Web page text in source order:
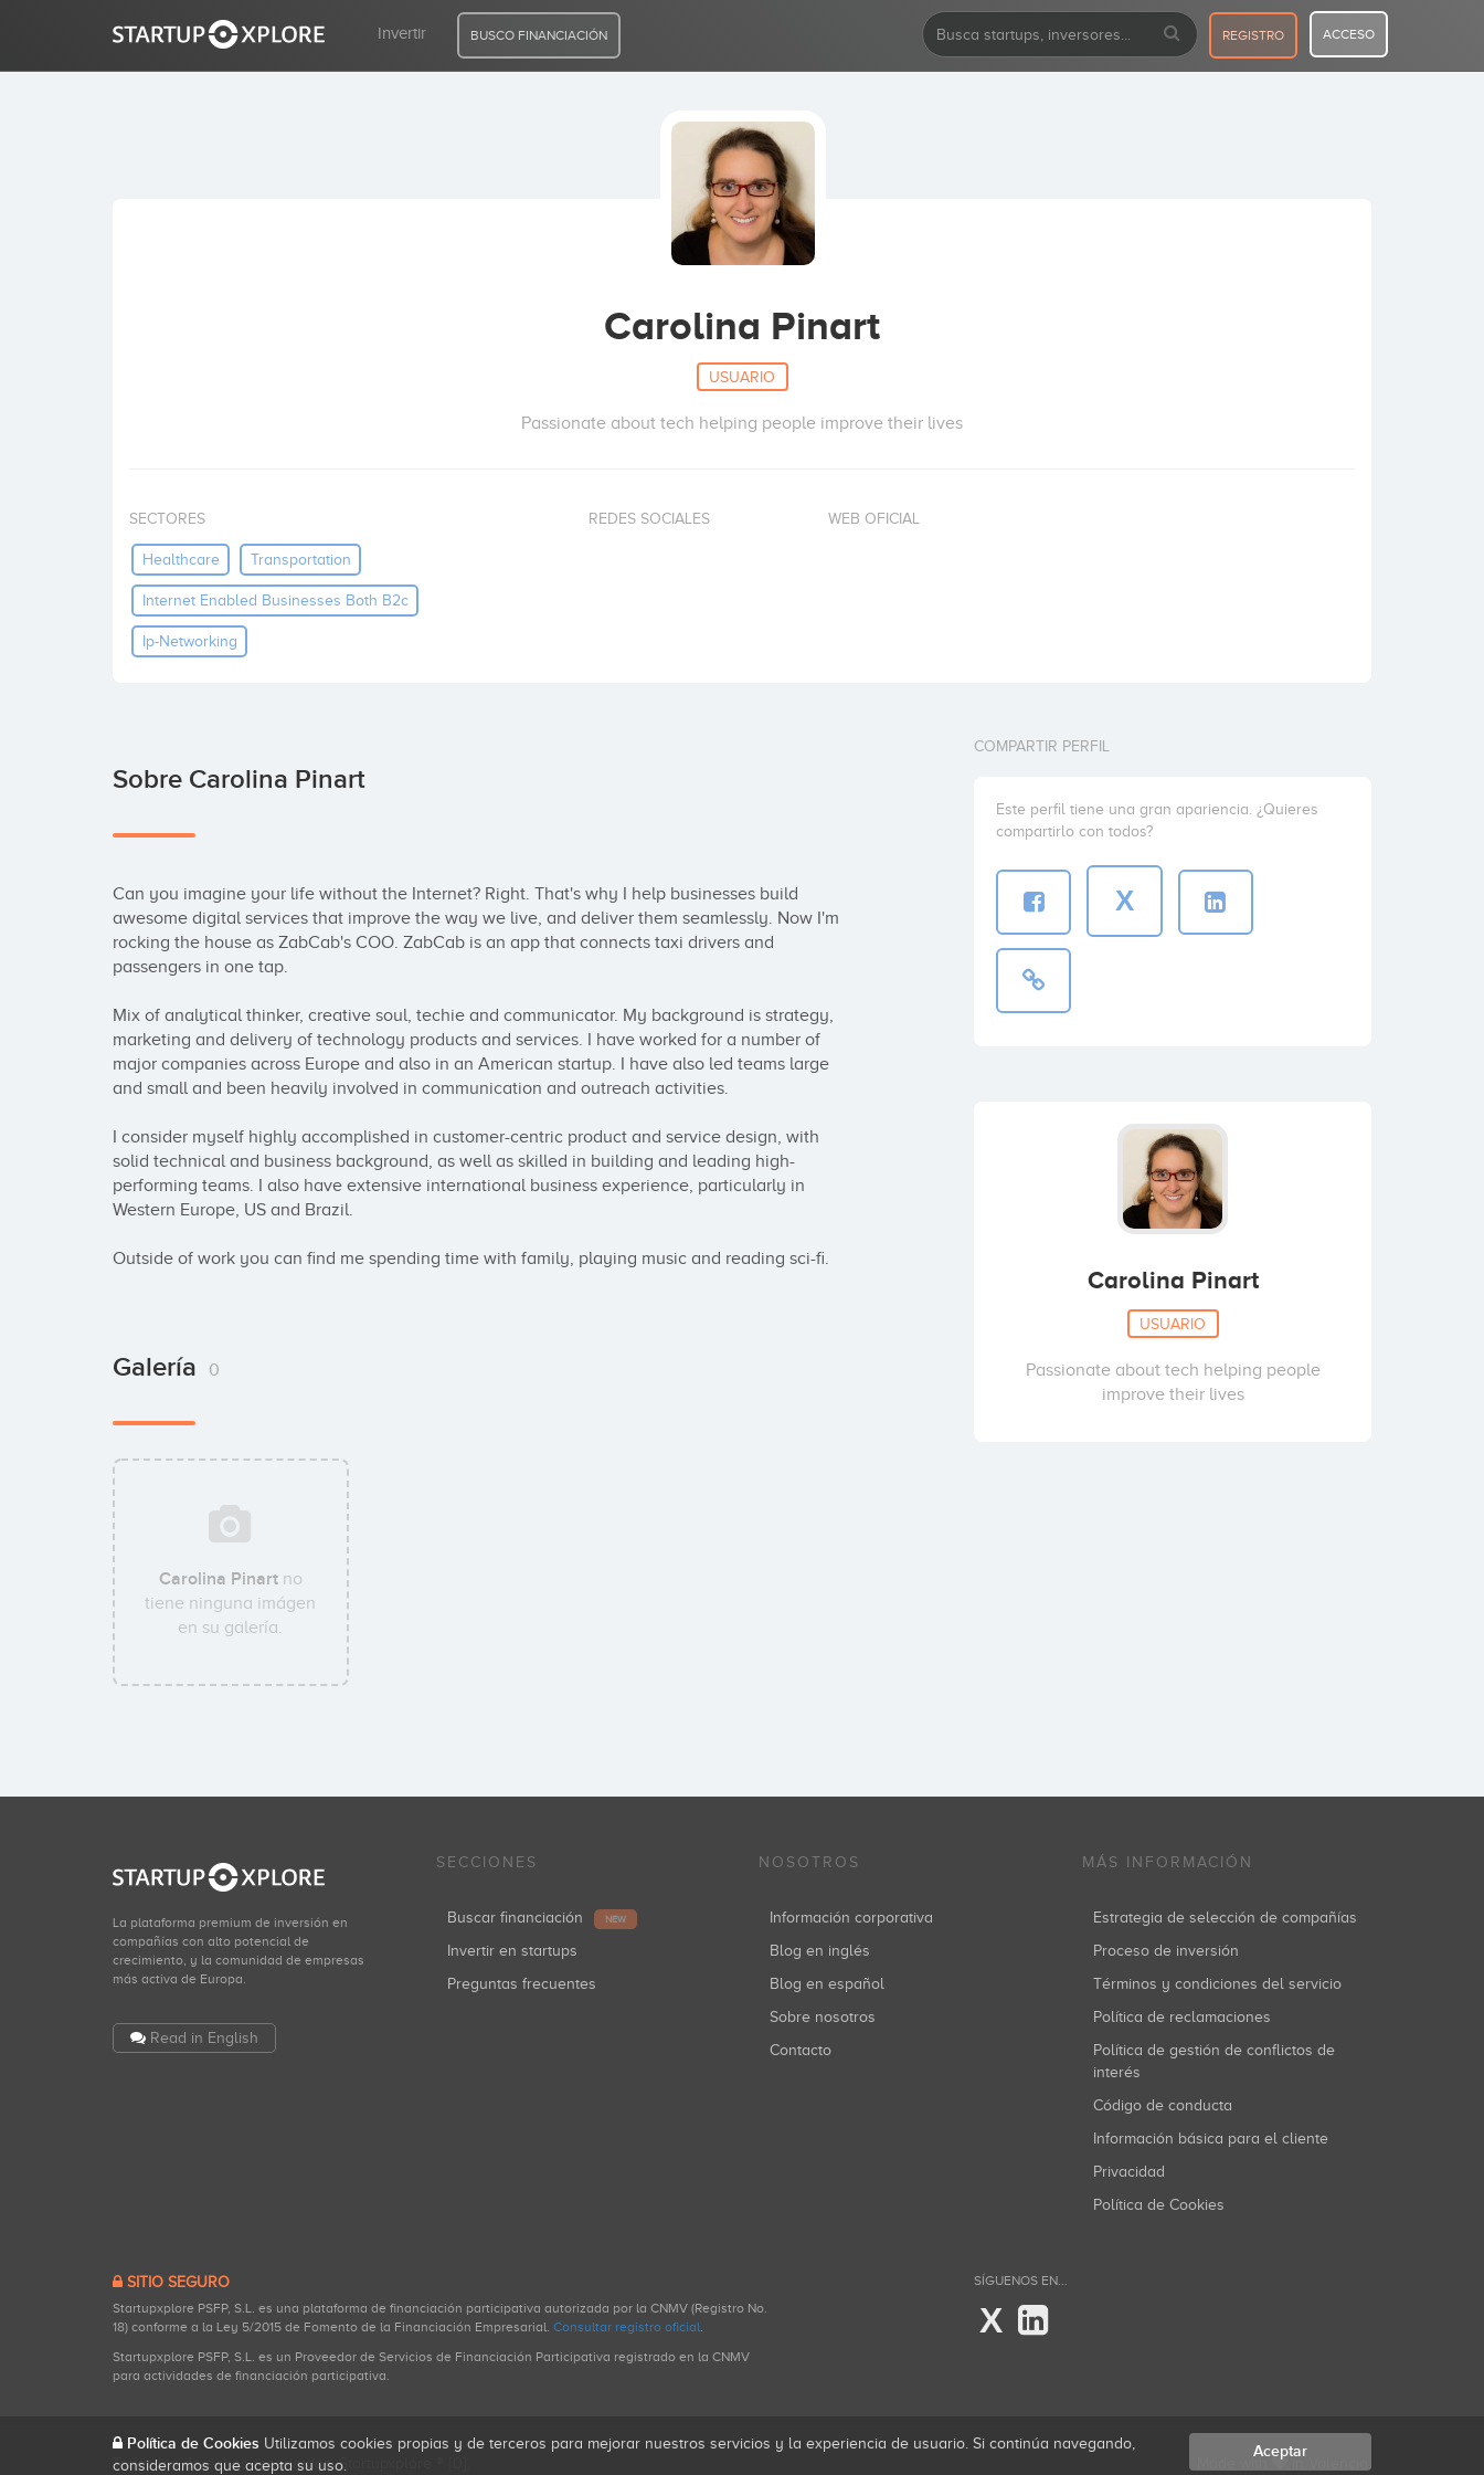
Invertir BUSCO FINANCIACIÓN REGISTRO ACCESO
Carolina Pinart
USUARIO
Passionate about tech helping people improve their lives
SECTORES
Healthcare Transportation
Internet Enabled Businesses Both B2c
Ip-Networking
REDES SOCIALES WEB OFICIAL
Sobre Carolina Pinart
Can you imagine your life without the Internet? Right. That's why I help businesses build
awesome digital services that improve the way we live, and deliver them seamlessly. Now I'm
rocking the house as ZabCab's COO. ZabCab is an app that connects taxi drivers and
passengers in one tap.
Mix of analytical thinker, creative soul, techie and communicator. My background is strategy,
marketing and delivery of technology products and services. I have worked for a number of
major companies across Europe and also in an American startup. I have also led teams large
and small and been heavily involved in communication and outreach activities.
I consider myself highly accomplished in customer-centric product and service design, with
solid technical and business background, as well as skilled in building and leading high-
performing teams. I also have extensive international business experience, particularly in
Western Europe, US and Brazil.
Outside of work you can find me spending time with family, playing music and reading sci-fi.
Galería 0
Carolina Pinartno
tiene ninguna imágen
en su galería.
COMPARTIR PERFIL
Este perfil tiene una gran apariencia. ¿Quieres
compartirlo con todos?
X
Carolina Pinart
USUARIO
Passionate about tech helping people
improve their lives
La plataforma premium de inversión en
compañías con alto potencial de
crecimiento, y la comunidad de empresas
más activa de Europa.
Read in English
SECCIONES
Buscar financiación NEW
Invertir en startups
Preguntas frecuentes
NOSOTROS
Información corporativa
Blog en inglés
Blog en español
Sobre nosotros
Contacto
MÁS INFORMACIÓN
Estrategia de selección de compañías
Proceso de inversión
Términos y condiciones del servicio
Política de reclamaciones
Política de gestión de conflictos de
interés
Código de conducta
Información básica para el cliente
Privacidad
Política de Cookies
SITIO SEGURO
Startupxplore PSFP, S.L. es una plataforma de financiación participativa autorizada por la CNMV (Registro No.
18) conforme a la Ley 5/2015 de Fomento de la Financiación Empresarial. Consultar registro oficial.
Startupxplore PSFP, S.L. es un Proveedor de Servicios de Financiación Participativa registrado en la CNMV
para actividades de financiación participativa.
SÍGUENOS EN...
X
Todos los derechos reservados. Startupxplore ® {0}.
Política de Cookies Utilizamos cookies propias y de terceros para mejorar nuestros servicios y la experiencia de usuario. Si continúa navegando,
consideramos que acepta su uso.
Aceptar